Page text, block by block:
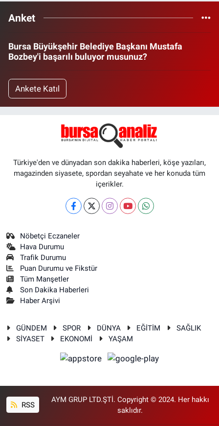
Anket
Bursa Büyükşehir Belediye Başkanı Mustafa
Bozbey'i başarılı buluyor musunuz?
Ankete Katıl
Türkiye'den ve dünyadan son dakika haberleri, köşe yazıları,
magazinden siyasete, spordan seyahate ve her konuda tüm
içerikler.
Nöbetçi Eczaneler
Hava Durumu
Trafik Durumu
Puan Durumu ve Fikstür
Tüm Manşetler
Son Dakika Haberleri
Haber Arşivi
GÜNDEM SPOR DÜNYA EĞİTİM
SAĞLIK
SİYASET
EKONOMİ YAŞAM
RSS
AYM GRUP LTD.ŞTİ. Copyright © 2024. Her hakkı
saklıdır.